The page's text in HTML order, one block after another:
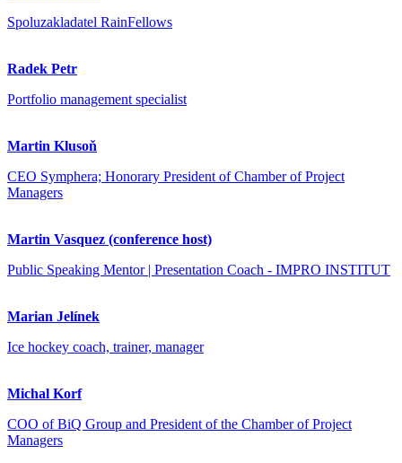
Spoluzakladatel RainFellows
Radek Petr
Portfolio management specialist
Martin Klusoň
CEO Symphera; Honorary President of Chamber of Project
Managers
Martin Vasquez (conference host)
Public Speaking Mentor | Presentation Coach - IMPRO INSTITUT
Marian Jelínek
Ice hockey coach, trainer, manager
Michal Korf
COO of BiQ Group and President of the Chamber of Project
Managers